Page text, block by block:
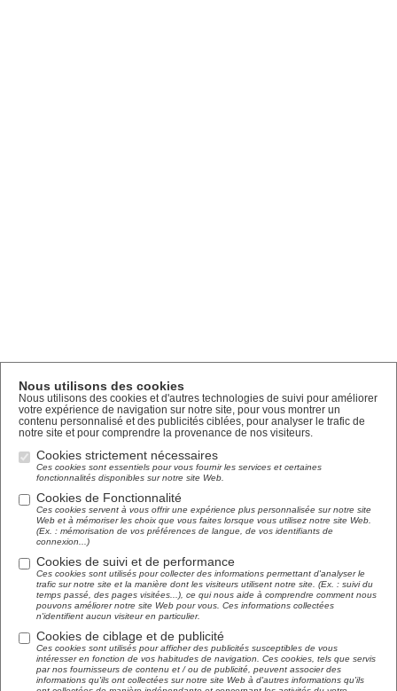
Nous utilisons des cookies
Nous utilisons des cookies et d'autres technologies de suivi pour améliorer
votre expérience de navigation sur notre site, pour vous montrer un
contenu personnalisé et des publicités ciblées, pour analyser le trafic de
notre site et pour comprendre la provenance de nos visiteurs.
Cookies strictement nécessaires
Ces cookies sont essentiels pour vous fournir les services et certaines
fonctionnalités disponibles sur notre site Web.
Cookies de Fonctionnalité
Ces cookies servent à vous offrir une expérience plus personnalisée sur notre site
Web et à mémoriser les choix que vous faites lorsque vous utilisez notre site Web.
(Ex. : mémorisation de vos préférences de langue, de vos identifiants de
connexion...)
Cookies de suivi et de performance
Ces cookies sont utilisés pour collecter des informations permettant d'analyser le
trafic sur notre site et la manière dont les visiteurs utilisent notre site. (Ex. : suivi du
temps passé, des pages visitées...), ce qui nous aide à comprendre comment nous
pouvons améliorer notre site Web pour vous. Ces informations collectées
n'identifient aucun visiteur en particulier.
Cookies de ciblage et de publicité
Ces cookies sont utilisés pour afficher des publicités susceptibles de vous
intéresser en fonction de vos habitudes de navigation. Ces cookies, tels que servis
par nos fournisseurs de contenu et / ou de publicité, peuvent associer des
informations qu'ils ont collectées sur notre site Web à d'autres informations qu'ils